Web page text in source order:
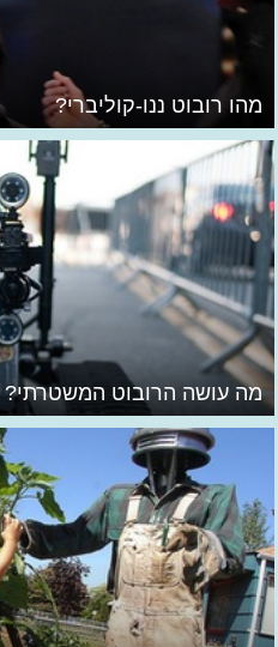
מהו רובוט ננו-קוליברי?
מה עושה הרובוט המשטרתי?